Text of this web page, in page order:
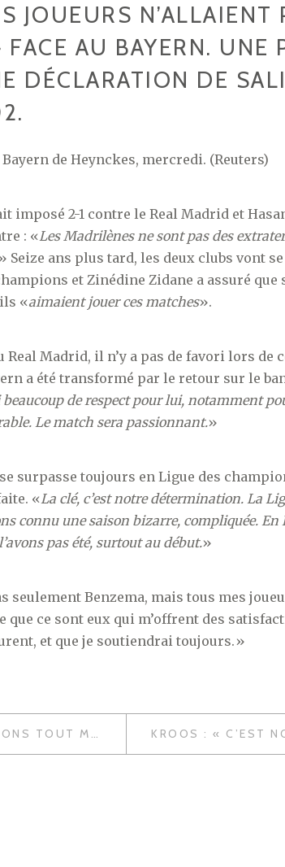
JOUEURS N’ALLAIENT
AU BAYERN. UNE
DÉCLARATION DE
de Heynckes, mercredi. (Reuters)
imposé 2-1 contre le Real Madrid et
: «Les Madrilènes ne sont pas des
Seize ans plus tard, les deux clubs vont
et Zinédine Zidane a assuré que
«aimaient jouer ces matches».
Real Madrid, il n’y a pas de favori lors de
a été transformé par le retour sur le
de respect pour lui, notamment
Le match sera passionnant.»
surpasse toujours en Ligue des
«La clé, c’est notre détermination. La
connu une saison bizarre, compliquée.
pas été, surtout au début.»
seulement Benzema, mais tous mes
que ce sont eux qui m’offrent des
et que je soutiendrai toujours.»
MERCREDI. »